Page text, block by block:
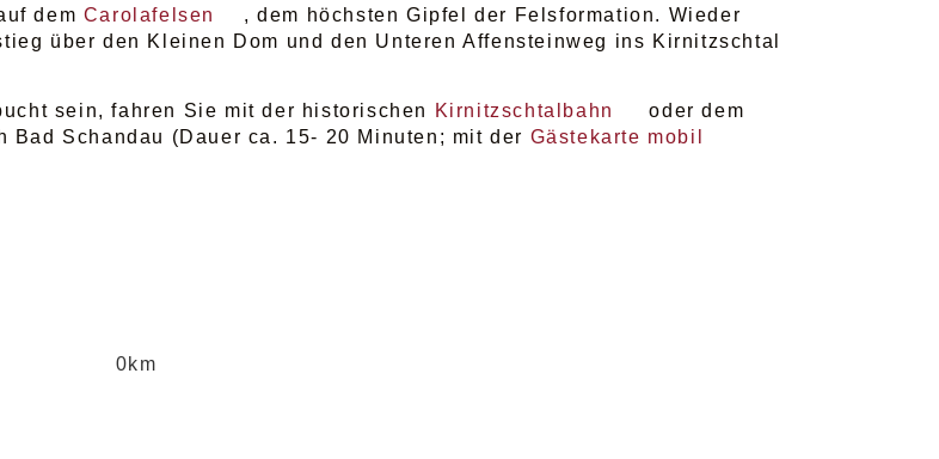
dem Carolafelsen
, dem höchsten Gipfel der Felsformation. Wieder
über den Kleinen Dom und den Unteren Affensteinweg ins Kirnitzschtal
sein, fahren Sie mit der historischen Kirnitzschtalbahn
oder dem
Bad Schandau (Dauer ca. 15- 20 Minuten; mit der Gästekarte mobil
0km